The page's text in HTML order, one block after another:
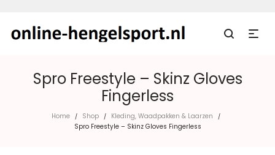
Spro Freestyle – Skinz Gloves
Fingerless
Home / Shop / Kleding, Waadpakken & Laarzen /
Spro Freestyle – Skinz Gloves Fingerless